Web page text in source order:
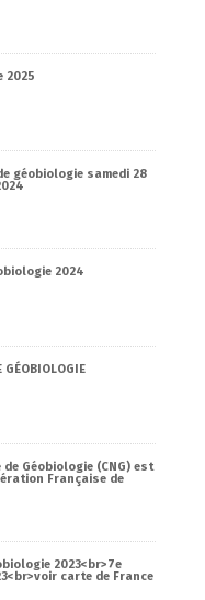
2025
géobiologie samedi 28
2024
GÉOBIOLOGIE
Géobiologie (CNG) est
Française de
2023<br>7e
carte de France